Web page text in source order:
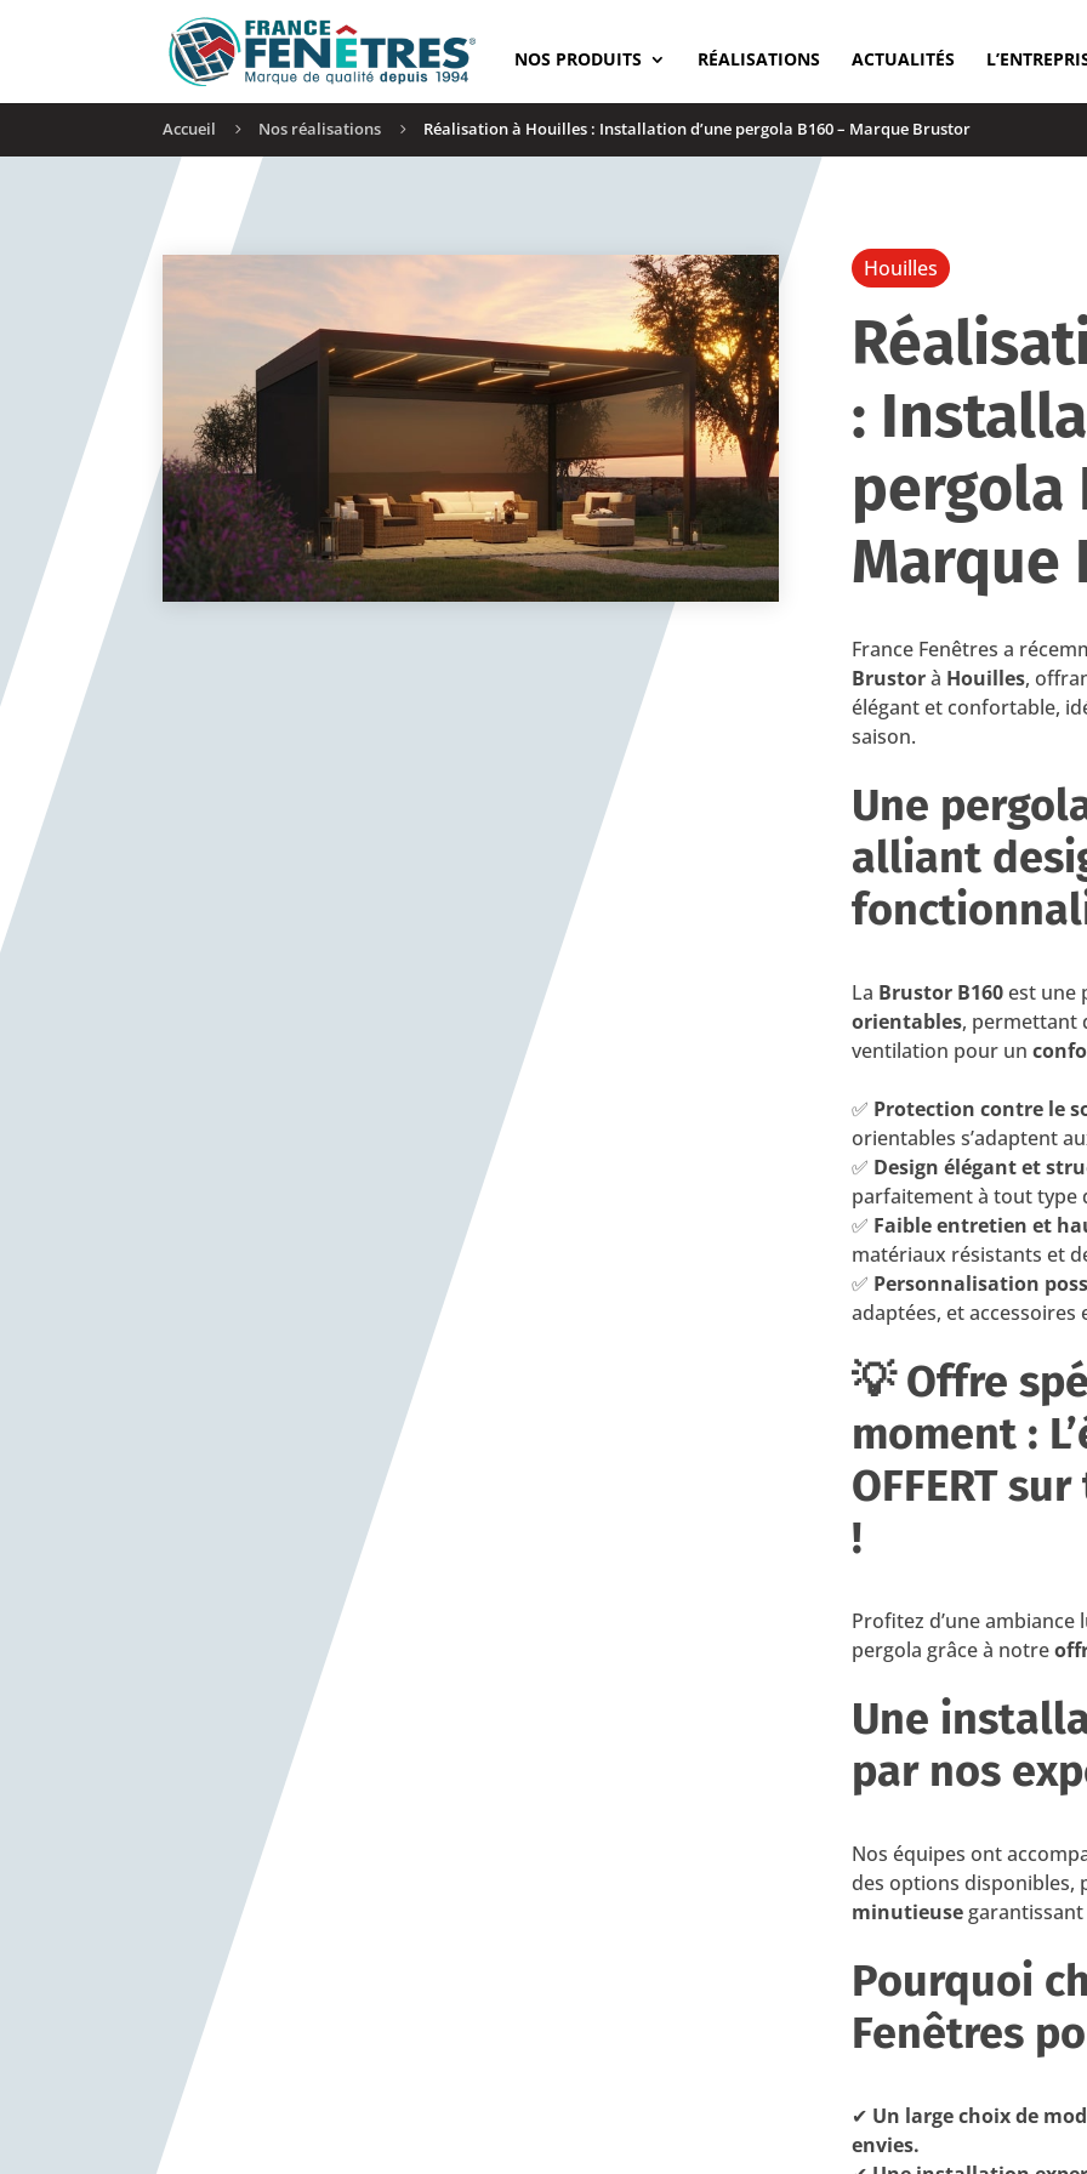
NOS PRODUITS RÉALISATIONS ACTUALITÉS
Accueil 5 Nos réalisations 5 Réalisation à Houilles : Installation d’une pergola B160 – Marque Brustor
Houilles
:
pergola
Marque
France Fenêtres a
Brustorà Houilles,
élégant et confortable,
saison.
Une
alliant
La Brustor B160est une
orientables, permettant
ventilation pour un
✅ Protection contre le
orientables s’adaptent
✅ Design élégant et
parfaitement à tout type
✅ Faible entretien et
matériaux résistants et
✅ Personnalisation
adaptées, et accessoires
💡 Offre
moment :
OFFERT
!
Profitez d’une
pergola grâce à notre
Une
par nos
Nos équipes ont
des options disponibles,
minutieuse
Pourquoi
Fenêtres
✔ Un large choix de
envies.